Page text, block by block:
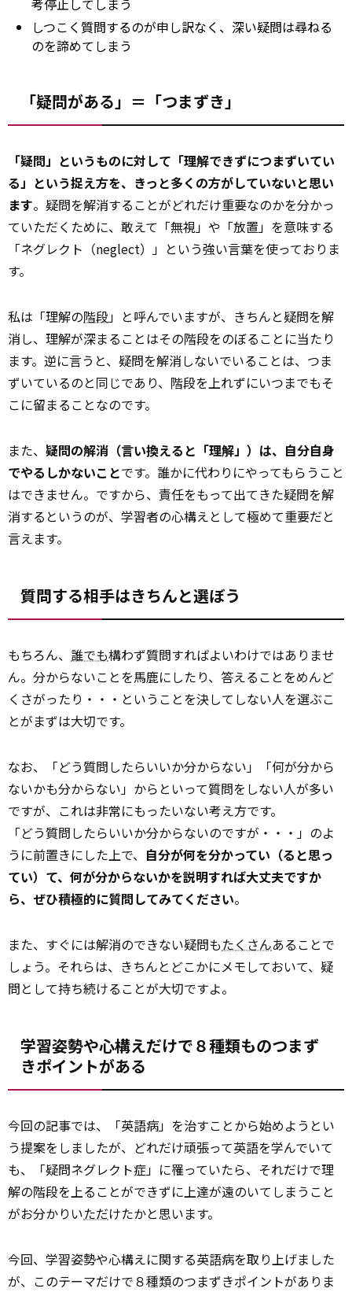
考停止してしまう
しつこく質問するのが申し訳なく、深い疑問は尋ねる
のを諦めてしまう
「疑問がある」＝「つまずき」
「疑問」というものに対して「理解できずにつまずいてい
る」という捉え方を、きっと多くの方がしていないと思い
ます。疑問を解消することがどれだけ重要なのかを分かっ
ていただくために、敢えて「無視」や「放置」を意味する
「ネグレクト（neglect）」という強い言葉を使っておりま
す。
私は「理解の階段」と呼んでいますが、きちんと疑問を解
消し、理解が深まることはその階段をのぼることに当たり
ます。逆に言うと、疑問を解消しないでいることは、つま
ずいているのと同じであり、階段を上れずにいつまでもそ
こに留まることなのです。
また、 疑問の解消（言い換えると「理解」）は、自分自身
でやるしかないことです。誰かに代わりにやってもらうこと
はできません。ですから、責任をもって出てきた疑問を解
消する――というのが、学習者の心構えとして極めて重要だと
言えます。
質問する相手はきちんと選ぼう
もちろん、 誰でも構わず質問すればよいわけではありませ
ん。分からないことを馬鹿にしたり、答えることをめんど
くさがったり・・・ということを決してしない人を選ぶこ
とがまずは大切です。
なお、「どう質問したらいいか分からない」「何が分から
ないかも分からない」からといって質問をしない人が多い
ですが、これは非常にもったいない考え方です。
「どう質問したらいいか分からないのですが・・・」のよ
うに前置きにした上で、 自分が何を分かってい（ると思っ
てい）て、何が分からないかを説明すれば大丈夫ですか
ら、ぜひ積極的に質問してみてください。
また、すぐには解消のできない疑問もたくさんあることで
しょう。それらは、きちんとどこかにメモしておいて、疑
問として持ち続けることが大切ですよ。
学習姿勢や心構えだけで８種類ものつまず
きポイントがある
今回の記事では、「英語病」を治すことから始めようとい
う提案をしましたが、どれだけ頑張って英語を学んでいて
も、「疑問ネグレクト症」に罹っていたら、それだけで理
解の階段を上ることができずに上達が遠のいてしまうこと
がお分かりいただけたかと思います。
今回、学習姿勢や心構えに関する英語病を取り上げました
が、このテーマだけで８種類のつまずきポイントがありま